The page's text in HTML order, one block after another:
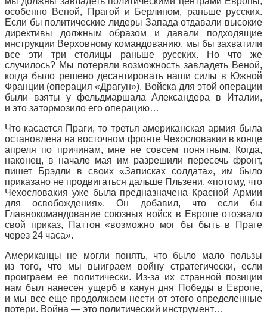
особенно Веной, Прагой и Берлином, раньше русских.
Если бы политические лидеры Запада отдавали высокие
директивы должным образом и давали подходящие
инструкции Верховному командованию, мы бы захватили
все эти три столицы раньше русских. Но что же
случилось? Мы потеряли возможность завладеть Веной,
когда было решено десантировать наши силы в Южной
Франции (операция «Драгун»). Войска для этой операции
были взяты у фельдмаршала Александера в Италии,
и это затормозило его операцию…
Что касается Праги, то третья американская армия была
остановлена на восточном фронте Чехословакии в конце
апреля по причинам, мне не совсем понятным. Когда,
наконец, в начале мая им разрешили пересечь фронт,
пишет Брэдли в своих «Записках солдата», им было
приказано не продвигаться дальше Пльзени, «потому, что
Чехословакия уже была предназначена Красной Армии
для освобождения». Он добавил, что если бы
Главнокомандование союзных войск в Европе отозвало
свой приказ, Паттон «возможно мог бы быть в Праге
через 24 часа».
Американцы не могли понять, что было мало пользы
из того, что мы выиграем войну стратегически, если
проиграем ее политически. Из-за их странной позиции
нам был нанесен ущерб в канун дня Победы в Европе,
и мы все еще продолжаем нести от этого определенные
потери. Война — это политический инструмент…